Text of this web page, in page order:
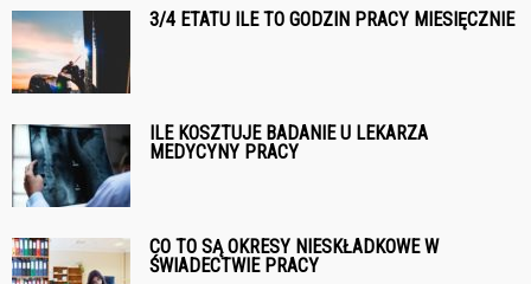
3/4 ETATU ILE TO GODZIN PRACY MIESIĘCZNIE
ILE KOSZTUJE BADANIE U LEKARZA
MEDYCYNY PRACY
CO TO SĄ OKRESY NIESKŁADKOWE W
ŚWIADECTWIE PRACY